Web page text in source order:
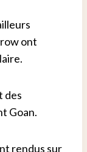
ont
des
Goan.
rendus sur